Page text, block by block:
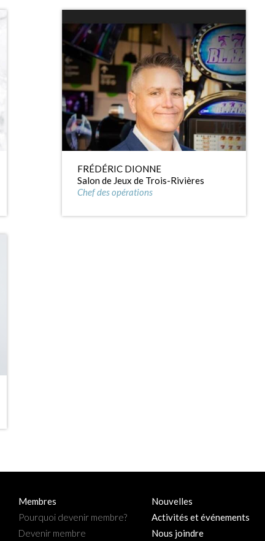
FRÉDÉRIC DIONNE
Salon de Jeux de Trois-Rivières
Chef des opérations
Membres
Pourquoi devenir membre?
Devenir membre
Nouvelles
Activités et événements
Nous joindre